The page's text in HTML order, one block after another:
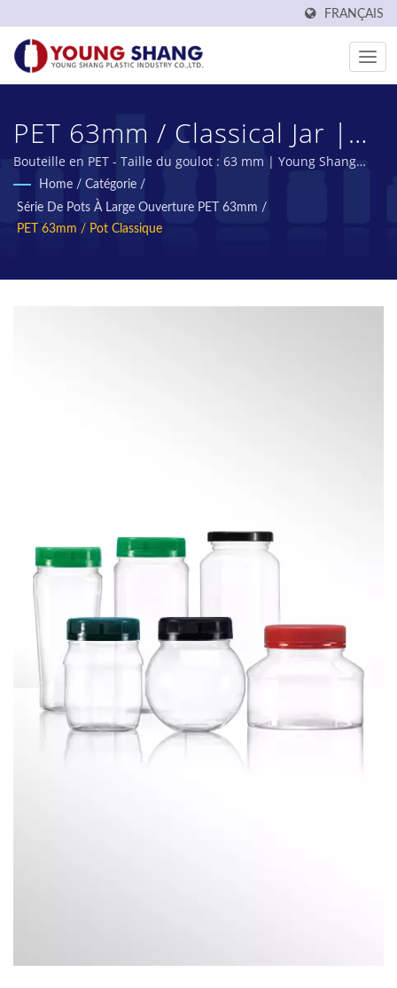
FRANÇAIS
PET 63mm / Classical Jar |
Fabricant De Bouteilles Et
De Pots En PET À Taiwan |
YOUNG SHANG PLASTIC
INDUSTRY CO., LTD.
Bouteille en PET - Taille du goulot : 63 mm | Young Shang
Plastic est un fabricant taïwanais de préformes PET et de
bouteilles PET depuis plus de 50 ans.
Home / Catégorie /
Série De Pots À Large Ouverture PET 63mm /
PET 63mm / Pot Classique